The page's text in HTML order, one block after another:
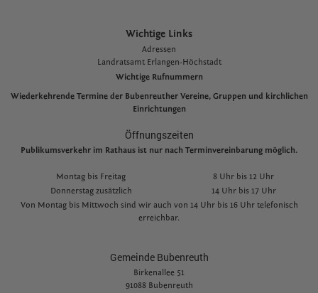
Wichtige Links
Adressen
Landratsamt Erlangen-Höchstadt
Wichtige Rufnummern
Wiederkehrende Termine der Bubenreuther Vereine, Gruppen und kirchlichen
Einrichtungen
Öffnungszeiten
Publikumsverkehr im Rathaus ist nur nach Terminvereinbarung möglich.
Montag bis Freitag
8 Uhr bis 12 Uhr
Donnerstag zusätzlich
14 Uhr bis 17 Uhr
Von Montag bis Mittwoch sind wir auch von 14 Uhr bis 16 Uhr telefonisch
erreichbar.
Gemeinde Bubenreuth
Birkenallee 51
91088 Bubenreuth